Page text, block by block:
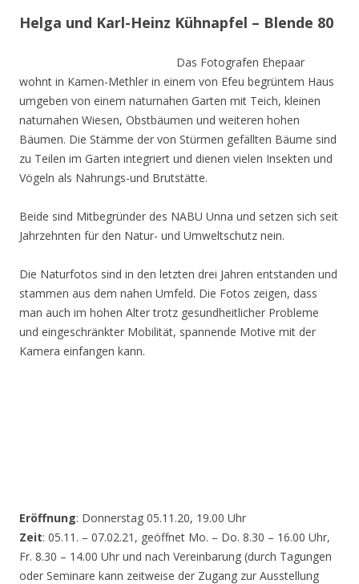
Helga und Karl-Heinz Kühnapfel – Blende 80
Das Fotografen Ehepaar
wohnt in Kamen-Methler in einem von Efeu begrüntem Haus
umgeben von einem naturnahen Garten mit Teich, kleinen
naturnahen Wiesen, Obstbäumen und weiteren hohen
Bäumen. Die Stämme der von Stürmen gefällten Bäume sind
zu Teilen im Garten integriert und dienen vielen Insekten und
Vögeln als Nahrungs-und Brutstätte.
Beide sind Mitbegründer des NABU Unna und setzen sich seit
Jahrzehnten für den Natur- und Umweltschutz nein.
Die Naturfotos sind in den letzten drei Jahren entstanden und
stammen aus dem nahen Umfeld. Die Fotos zeigen, dass
man auch im hohen Alter trotz gesundheitlicher Probleme
und eingeschränkter Mobilität, spannende Motive mit der
Kamera einfangen kann.
Eröffnung: Donnerstag 05.11.20, 19.00 Uhr
Zeit: 05.11. – 07.02.21, geöffnet Mo. – Do. 8.30 – 16.00 Uhr,
Fr. 8.30 – 14.00 Uhr und nach Vereinbarung (durch Tagungen
oder Seminare kann zeitweise der Zugang zur Ausstellung